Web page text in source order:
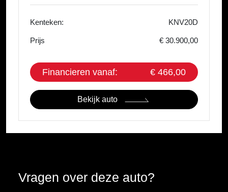
Kenteken: KNV20D
Prijs € 30.900,00
Financieren vanaf: € 466,00
Bekijk auto
Vragen over deze auto?